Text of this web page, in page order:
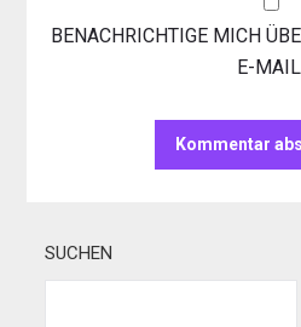
BENACHRICHTIGE MICH
E-
SUCHEN